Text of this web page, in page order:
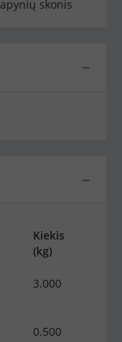
skonis
−
−
Kiekis
(kg)
3.000
0.500